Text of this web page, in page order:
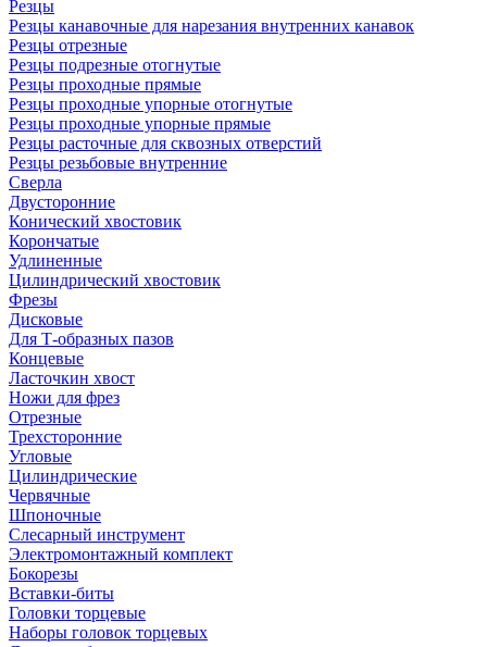
Резцы
Резцы канавочные для нарезания внутренних канавок
Резцы отрезные
Резцы подрезные отогнутые
Резцы проходные прямые
Резцы проходные упорные отогнутые
Резцы проходные упорные прямые
Резцы расточные для сквозных отверстий
Резцы резьбовые внутренние
Сверла
Двусторонние
Конический хвостовик
Корончатые
Удлиненные
Цилиндрический хвостовик
Фрезы
Дисковые
Для Т-образных пазов
Концевые
Ласточкин хвост
Ножи для фрез
Отрезные
Трехсторонние
Угловые
Цилиндрические
Червячные
Шпоночные
Слесарный инструмент
Электромонтажный комплект
Бокорезы
Вставки-биты
Головки торцевые
Наборы головок торцевых